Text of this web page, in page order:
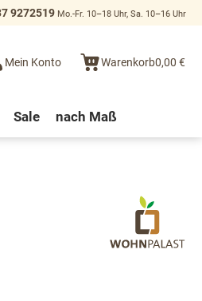
9272519 Mo.-Fr. 10–18 Uhr, Sa. 10–16 Uhr
Mein Konto Warenkorb0,00 €
Sale nach Maß